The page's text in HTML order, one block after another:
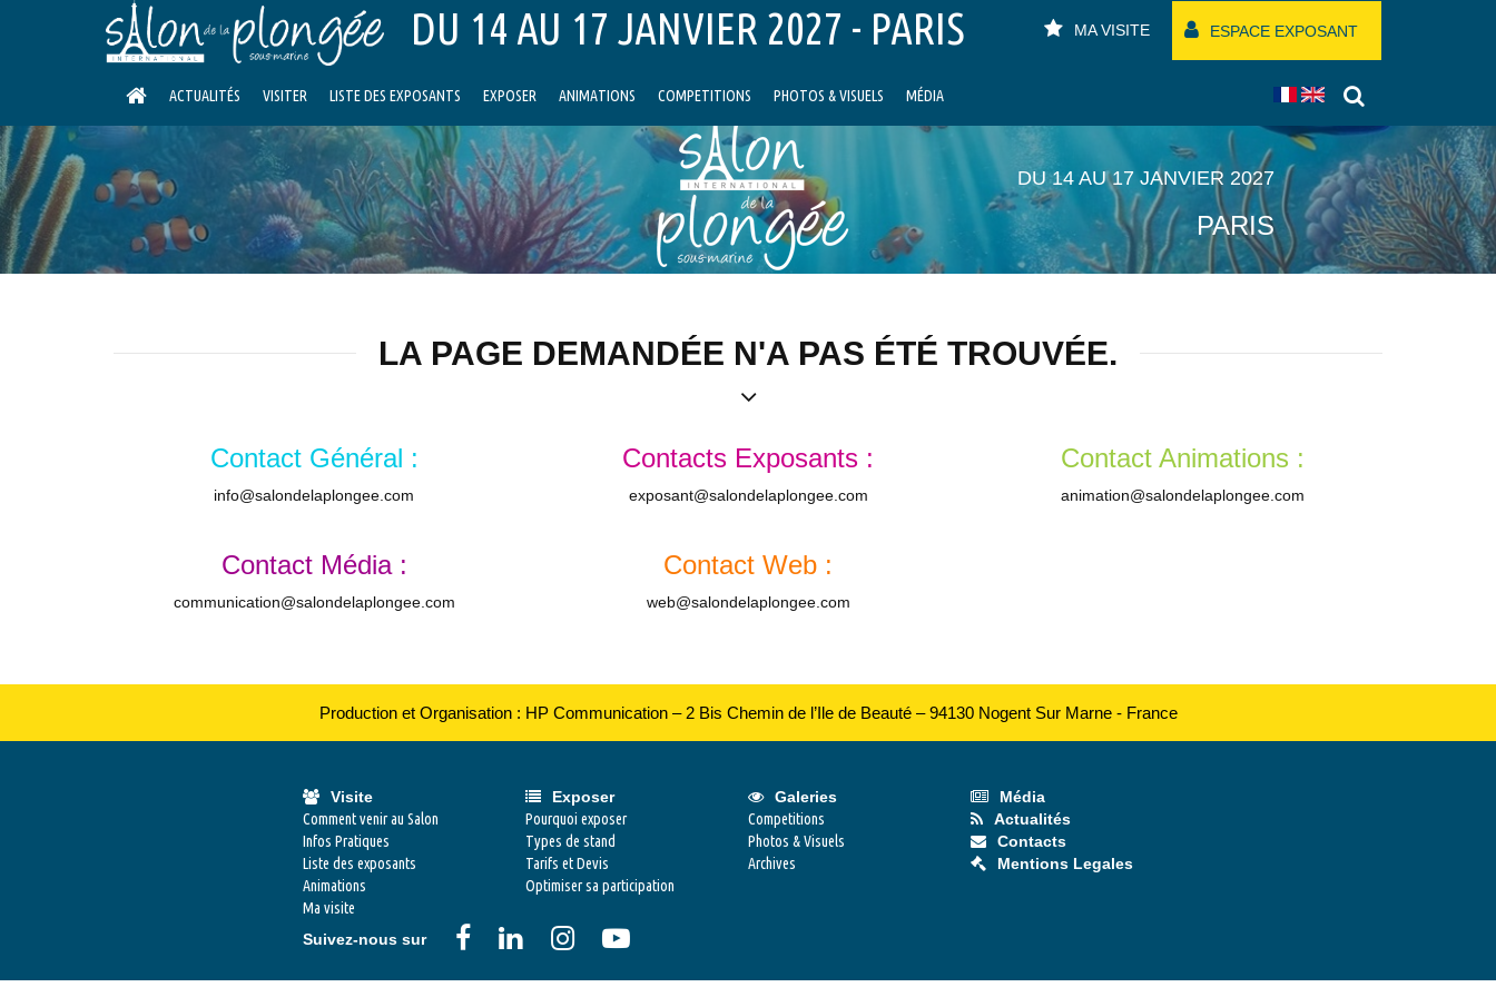
DU 14 AU 17 JANVIER 2027 - PARIS MA VISITE ESPACE EXPOSANT
ACTUALITÉS VISITER LISTE DES EXPOSANTS EXPOSER ANIMATIONS COMPETITIONS PHOTOS & VISUELS MÉDIA
DU 14 AU 17 JANVIER 2027
PARIS
LA PAGE DEMANDÉE N'A PAS ÉTÉ TROUVÉE.
Contact Général :
info@salondelaplongee.com
Contacts Exposants :
exposant@salondelaplongee.com
Contact Animations :
animation@salondelaplongee.com
Contact Média :
communication@salondelaplongee.com
Contact Web :
web@salondelaplongee.com
Production et Organisation : HP Communication – 2 Bis Chemin de l’Ile de Beauté – 94130 Nogent Sur Marne - France
Visite
Comment venir au Salon
Infos Pratiques
Liste des exposants
Animations
Ma visite
Exposer
Pourquoi exposer
Types de stand
Tarifs et Devis
Optimiser sa participation
Galeries
Competitions
Photos & Visuels
Archives
Média
Actualités
Contacts
Mentions Legales
Suivez-nous sur